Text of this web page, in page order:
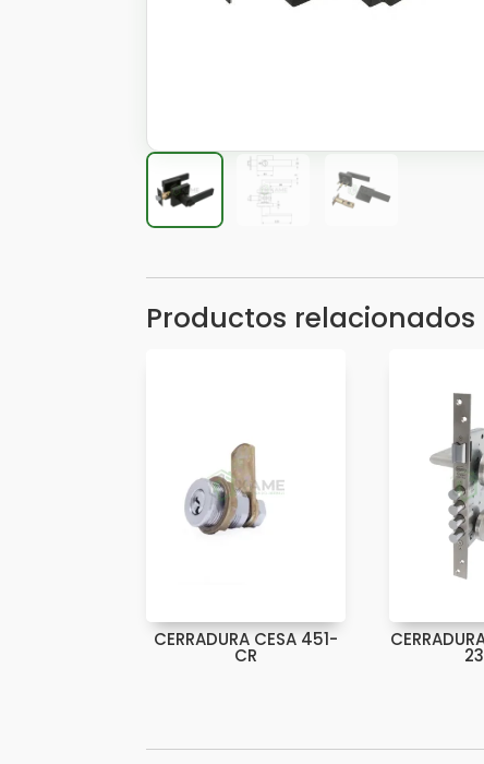
Productos relacionados
CERRADURA CESA 451-
CR